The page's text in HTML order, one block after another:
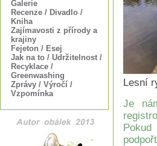
Galerie
Recenze / Divadlo /
Kniha
Zajímavosti z přírody a
krajiny
Fejeton / Esej
Jak na to / Udržitelnost /
Recyklace /
Greenwashing
Zprávy / Výročí /
Vzpomínka
Lesní
Je
Pokud